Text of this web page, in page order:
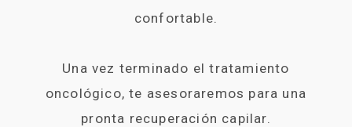
confortable.
Una vez terminado el tratamiento
oncológico, te asesoraremos para una
pronta recuperación capilar.